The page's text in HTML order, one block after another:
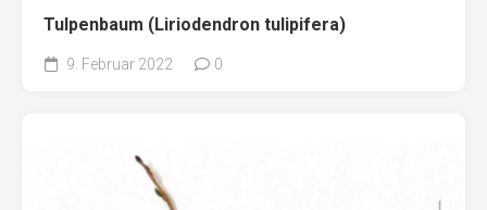
Tulpenbaum (Liriodendron tulipifera)
9. Februar 2022 0